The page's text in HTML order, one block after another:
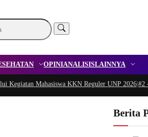
OPINIANALISISLAINNYA
Mahasiswa KKN Reguler UNP 2026|#2 -
Berita